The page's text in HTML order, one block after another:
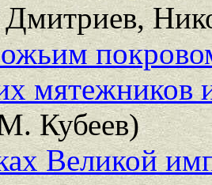
мятежников
Кубеев)
Великой